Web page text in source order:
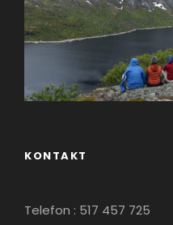
KONTAKT
Telefon : 517 457 725